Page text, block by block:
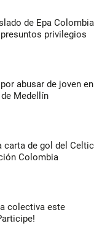
de Epa Colombia
privilegios
abusar de joven en
Medellín
carta de gol del Celtic
Colombia
colectiva este